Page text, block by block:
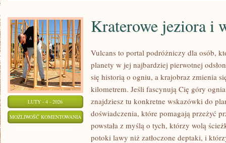
LUTY - 4 - 2026
MOŻLIWOŚĆ KOMENTOWANIA KRATEROWE
JEZIORA
Kraterowe jeziora i
Vulcans to portal podróżniczy dla osób,
planety w jej najbardziej pierwotnej
się historią o ogniu, a krajobraz zmienia
kilometrem. Jeśli fascynują Cię góry
znajdziesz tu konkretne wskazówki do
doświadczenia, które pomagają przeżyć
powstała z myślą o tych, którzy wolą
potoki lawy niż zatłoczone deptaki, i